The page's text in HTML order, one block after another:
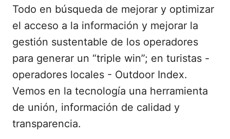
Todo en búsqueda de mejorar y optimizar
el acceso a la información y mejorar la
gestión sustentable de los operadores
para generar un “triple win”; en turistas -
operadores locales - Outdoor Index.
Vemos en la tecnología una herramienta
de unión, información de calidad y
transparencia.